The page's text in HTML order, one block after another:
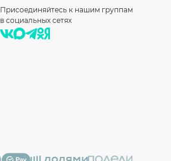
Присоединяйтесь к нашим группам
в социальных сетях